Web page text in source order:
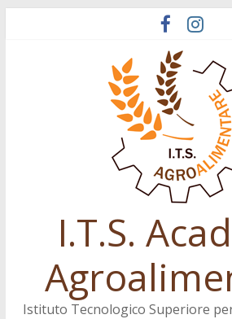
I.T.S.
Istituto Tecnologico Superiore